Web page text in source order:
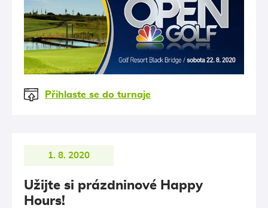
Přihlaste se do turnaje
1. 8. 2020
Užijte si prázdninové Happy
Hours!